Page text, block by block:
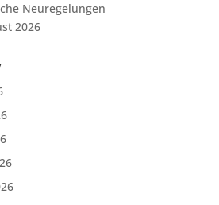
Neuregelungen
2026